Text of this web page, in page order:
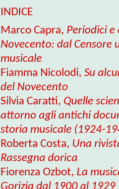
INDICE
Marco Capra, Periodici
Novecento: dal Censore
musicale
Fiamma Nicolodi, Su
del Novecento
Silvia Caratti, Quelle
attorno agli antichi
storia musicale (1924-
Roberta Costa, Una
Rassegna dorica
Fiorenza Ozbot, La